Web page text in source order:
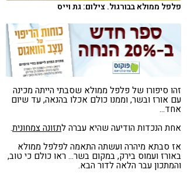
פלפל ממולא בבורגול. צילום: גת וייס
זהו סיפורו של פלפל ממולא שסבתי הייתה מכינה
עם אורז ובשר, וממנו כולם אכלו בהנאה, עד שיום
אחד…
אחת הנכדות הודיעה שהיא עברה לתזונה צמחונית.
אז סבתא מיהרה ועשתה התאמה לפלפל ממולא
באורז ועמוס בירק, במקום בשר… ראו כולם כי טוב,
והמתכון עבר הלאה לדור הבא.